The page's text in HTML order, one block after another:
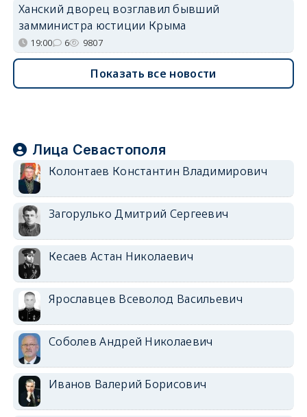
Ханский дворец возглавил бывший
замминистра юстиции Крыма
19:00 6 9807
Показать все новости
Лица Севастополя
Колонтаев Константин Владимирович
Загорулько Дмитрий Сергеевич
Кесаев Астан Николаевич
Ярославцев Всеволод Васильевич
Соболев Андрей Николаевич
Иванов Валерий Борисович